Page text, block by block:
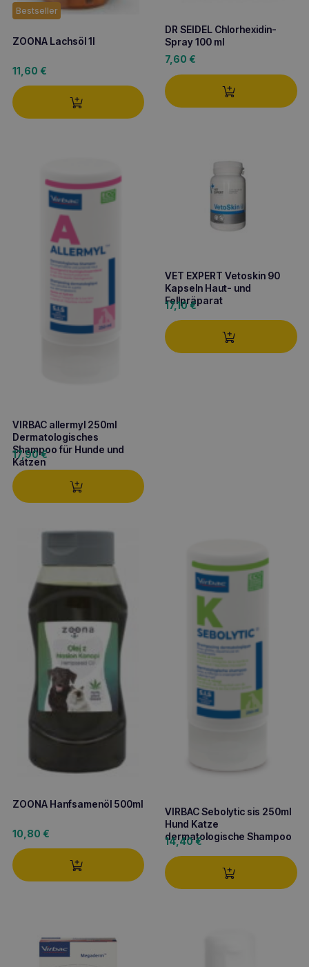
Bestseller
ZOONA Lachsöl 1l
11,60 €
DR SEIDEL Chlorhexidin-
Spray 100 ml
7,60 €
VIRBAC allermyl 250ml
Dermatologisches
Shampoo für Hunde und
Katzen
17,90€
VET EXPERT Vetoskin 90
Kapseln Haut- und
Fellpräparat
17,10€
ZOONA Hanfsamenöl 500ml
10,80 €
VIRBAC Sebolytic sis 250ml
Hund Katze
dermatologische Shampoo
14,40€